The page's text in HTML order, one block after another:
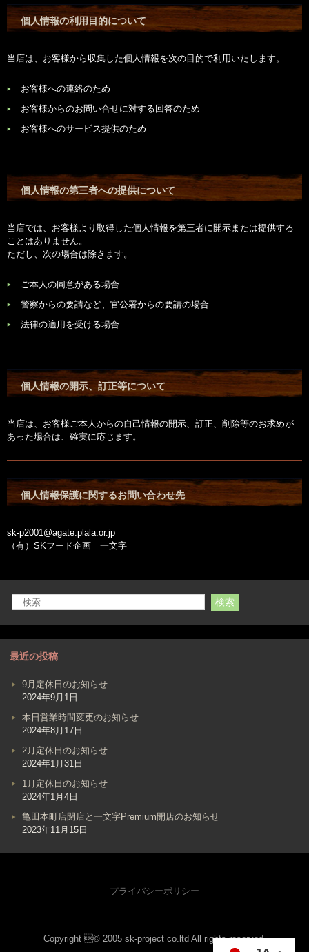
個人情報の利用目的について
当店は、お客様から収集した個人情報を次の目的で利用いたします。
お客様への連絡のため
お客様からのお問い合せに対する回答のため
お客様へのサービス提供のため
個人情報の第三者への提供について
当店では、お客様より取得した個人情報を第三者に開示または提供する
ことはありません。
ただし、次の場合は除きます。
ご本人の同意がある場合
警察からの要請など、官公署からの要請の場合
法律の適用を受ける場合
個人情報の開示、訂正等について
当店は、お客様ご本人からの自己情報の開示、訂正、削除等のお求めが
あった場合は、確実に応じます。
個人情報保護に関するお問い合わせ先
sk-p2001@agate.plala.or.jp
（有）SKフード企画 一文字
最近の投稿
9月定休日のお知らせ
2024年9月1日
本日営業時間変更のお知らせ
2024年8月17日
2月定休日のお知らせ
2024年1月31日
1月定休日のお知らせ
2024年1月4日
亀田本町店閉店と一文字Premium開店のお知らせ
2023年11月15日
プライバシーポリシー
Copyright © 2005 sk-project co.ltd All rights reserved.